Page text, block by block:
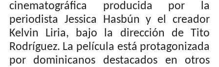
cinematográfica producida por la
periodista Jessica Hasbún y el creador
Kelvin Liria, bajo la dirección de Tito
Rodríguez. La película está protagonizada
por dominicanos destacados en otros